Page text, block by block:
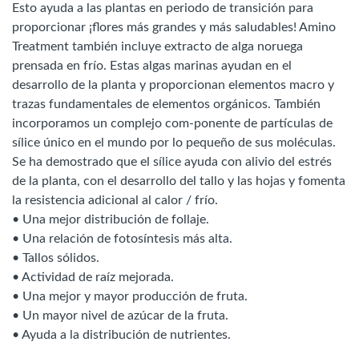
Esto ayuda a las plantas en periodo de transición para
proporcionar ¡flores más grandes y más saludables! Amino
Treatment también incluye extracto de alga noruega
prensada en frío. Estas algas marinas ayudan en el
desarrollo de la planta y proporcionan elementos macro y
trazas fundamentales de elementos orgánicos. También
incorporamos un complejo com-ponente de partículas de
sílice único en el mundo por lo pequeño de sus moléculas.
Se ha demostrado que el sílice ayuda con alivio del estrés
de la planta, con el desarrollo del tallo y las hojas y fomenta
la resistencia adicional al calor / frío.
• Una mejor distribución de follaje.
• Una relación de fotosíntesis más alta.
• Tallos sólidos.
• Actividad de raíz mejorada.
• Una mejor y mayor producción de fruta.
• Un mayor nivel de azúcar de la fruta.
• Ayuda a la distribución de nutrientes.